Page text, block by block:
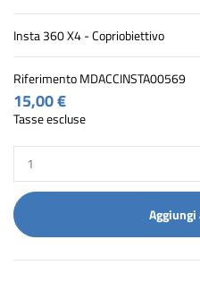
Insta 360 X4 - Copriobiettivo
RiferimentoMDACCINSTA00569
15,00 €
Tasse escluse
Aggiungi